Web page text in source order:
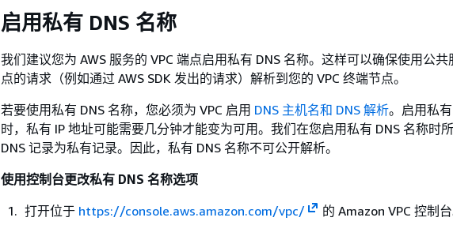
启用私有 DNS 名称
我们建议您为 AWS 服务的 VPC 端点启用私有 DNS 名称。这样可以确保使用公
点的请求（例如通过 AWS SDK 发出的请求）解析到您的 VPC 终端节点。
若要使用私有 DNS 名称，您必须为 VPC 启用 DNS 主机名和 DNS 解析。启用私
时，私有 IP 地址可能需要几分钟才能变为可用。我们在您启用私有 DNS 名称时
DNS 记录为私有记录。因此，私有 DNS 名称不可公开解析。
使用控制台更改私有 DNS 名称选项
打开位于 https://console.aws.amazon.com/vpc/
的 Amazon VPC 控制台